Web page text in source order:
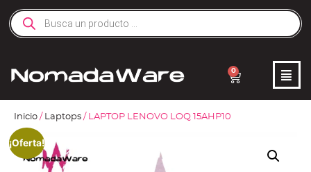
0
Inicio / Laptops / LAPTOP LENOVO LOQ 15AHP10
¡Oferta!